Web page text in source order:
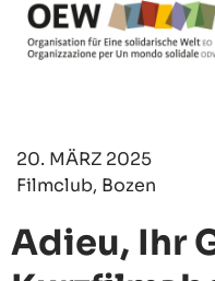
20. MÄRZ 2025
Filmclub, Bozen
Adieu, Ihr